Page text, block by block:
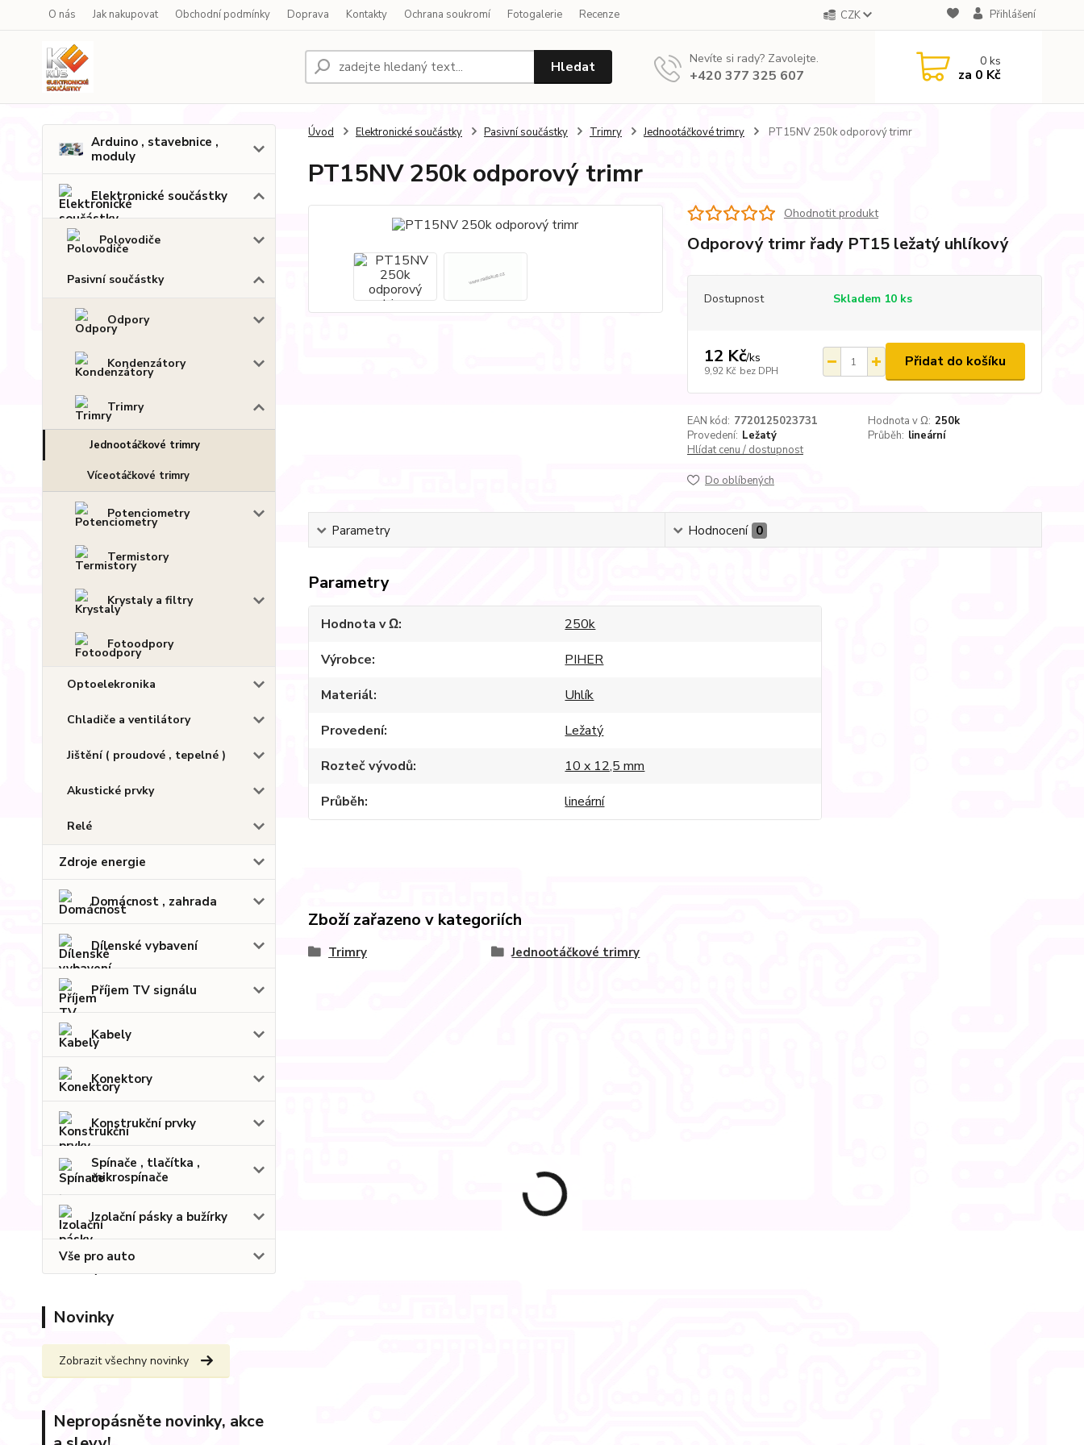
O nás Jak nakupovat Obchodní podmínky Doprava Kontakty Ochrana soukromí Fotogalerie Recenze CZK Přihlášení
Hledat Nevíte si rady? Zavolejte.
+420 377 325 607
0ks
za 0 Kč
Arduino , stavebnice ,
moduly
Elektronické součástky
Polovodiče
Pasivní součástky
Odpory
Kondenzátory
Trimry
Jednootáčkové trimry
Víceotáčkové trimry
Potenciometry
Termistory
Krystaly a filtry
Fotoodpory
Optoelekronika
Chladiče a ventilátory
Jištění ( proudové , tepelné )
Akustické prvky
Relé
Zdroje energie
Domácnost , zahrada
Dílenské vybavení
Příjem TV signálu
Kabely
Konektory
Konstrukční prvky
Spínače , tlačítka ,
mikrospínače
Izolační pásky a bužírky
Vše pro auto
Novinky
Zobrazit všechny novinky
Nepropásněte novinky, akce
Úvod Elektronické součástky Pasivní součástky Trimry Jednootáčkové trimry PT15NV 250k odporový trimr
PT15NV 250k odporový trimr
Ohodnotit produkt
Odporový trimr řady PT15 ležatý uhlíkový
Dostupnost Skladem 10 ks
12 Kč/ks
9,92 Kč bez DPH
Přidat do košíku
EAN kód: 7720125023731 Hodnota v Ω: 250k
Provedení: Ležatý Průběh: lineární
Hlídat cenu / dostupnost
Do oblíbených
Parametry Hodnocení 0
Parametry
Hodnota v Ω
250k
Výrobce
PIHER
Materiál
Uhlík
Provedení
Ležatý
Rozteč vývodů
10 x 12,5 mm
Průběh
lineární
Zboží zařazeno v kategoriích
Trimry Jednootáčkové trimry